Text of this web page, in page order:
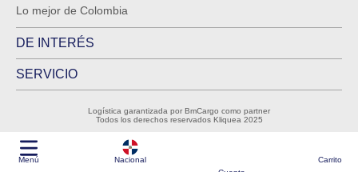
Menú
Nacional
Carrito
Lo mejor de Colombia
DE INTERÉS
SERVICIO
Logística garantizada por BmCargo como partner
Todos los derechos reservados Kliquea 2025